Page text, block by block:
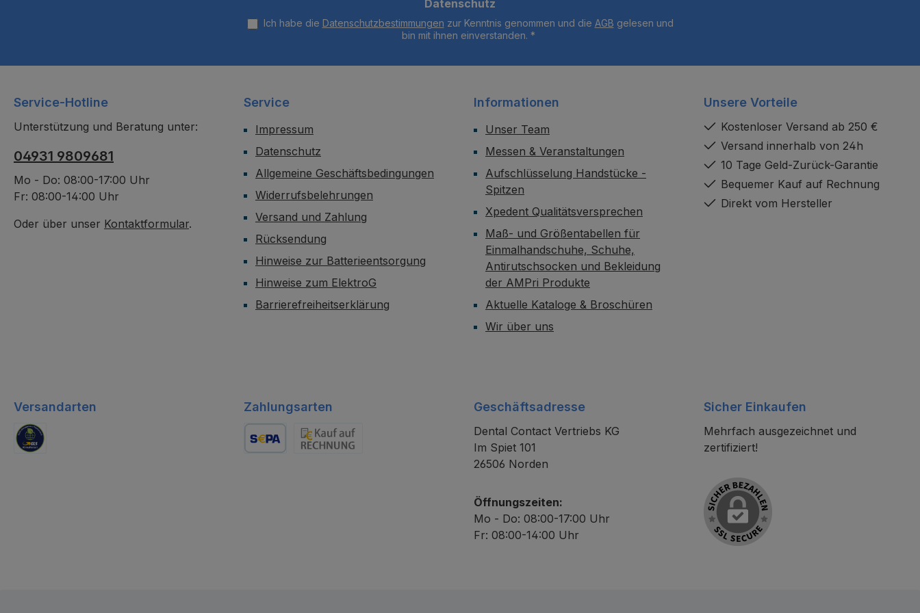
Datenschutz
Ich habe die Datenschutzbestimmungen zur Kenntnis genommen und die AGB gelesen und
bin mit ihnen einverstanden. *
Service-Hotline
Unterstützung und Beratung unter:
04931 9809681
Mo - Do: 08:00-17:00 Uhr
Fr: 08:00-14:00 Uhr
Oder über unser Kontaktformular.
Service
Impressum
Datenschutz
Allgemeine Geschäftsbedingungen
Widerrufsbelehrungen
Versand und Zahlung
Rücksendung
Hinweise zur Batterieentsorgung
Hinweise zum ElektroG
Barrierefreiheitserklärung
Informationen
Unser Team
Messen & Veranstaltungen
Aufschlüsselung Handstücke -
Spitzen
Xpedent Qualitätsversprechen
Maß- und Größentabellen für
Einmalhandschuhe, Schuhe,
Antirutschsocken und Bekleidung
der AMPri Produkte
Aktuelle Kataloge & Broschüren
Wir über uns
Unsere Vorteile
Kostenloser Versand ab 250 €
Versand innerhalb von 24h
10 Tage Geld-Zurück-Garantie
Bequemer Kauf auf Rechnung
Direkt vom Hersteller
Versandarten Zahlungsarten Geschäftsadresse
Dental Contact Vertriebs KG
Im Spiet 101
26506 Norden
Öffnungszeiten:
Mo - Do: 08:00-17:00 Uhr
Fr: 08:00-14:00 Uhr
Sicher Einkaufen
Mehrfach ausgezeichnet und
zertifiziert!